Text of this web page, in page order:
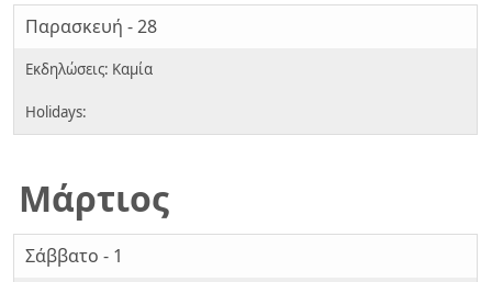
Παρασκευή - 28
Μάρτιος
Σάββατο - 1